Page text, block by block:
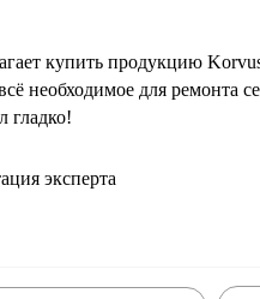
купить продукцию
необходимое для ремонта
гладко!
эксперта